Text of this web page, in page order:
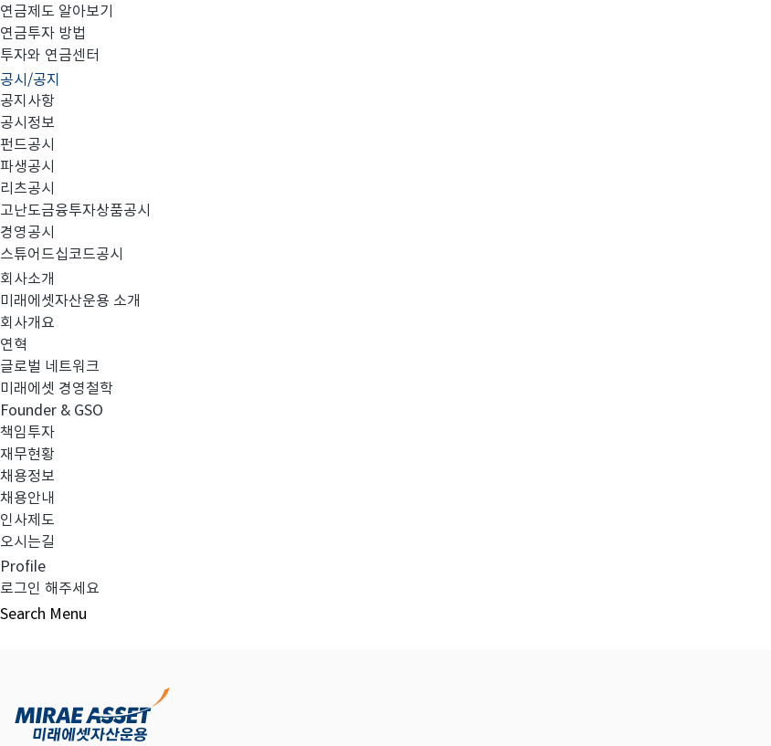
연금제도 알아보기
연금투자 방법
투자와 연금센터
공시/공지
공지사항
공시정보
펀드공시
파생공시
리츠공시
고난도금융투자상품공시
경영공시
스튜어드십코드공시
회사소개
미래에셋자산운용 소개
회사개요
연혁
글로벌 네트워크
미래에셋 경영철학
Founder & GSO
책임투자
재무현황
채용정보
채용안내
인사제도
오시는길
Profile
로그인 해주세요
Search Menu
이전글
다음글
목록보기